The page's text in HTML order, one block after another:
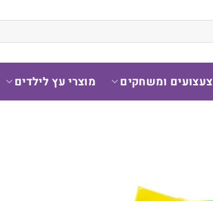
צעצועים ומשחקים מוצרי עץ לילדים